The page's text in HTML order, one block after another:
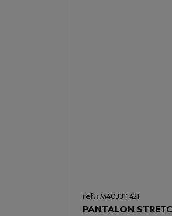
ref.: M403311421
PANTALON